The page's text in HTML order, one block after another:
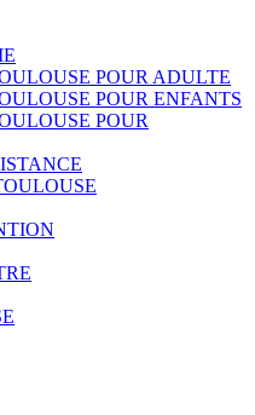
POUR ADULTE
POUR ENFANTS
POUR